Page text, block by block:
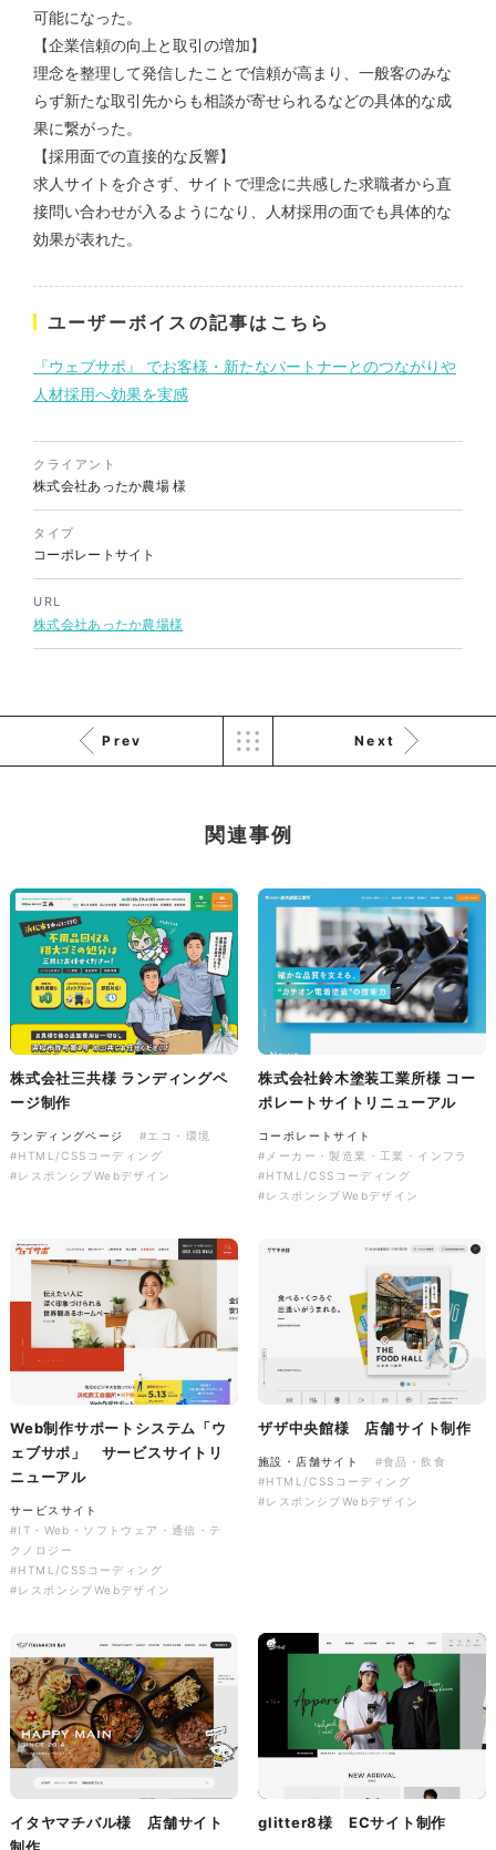
ソレイユ障害年金サポートセン
パッケージ
#食品・飲食
#パッケージデザイン
株式会社colorful studio様
『かねた忠右衛門』 サービス
サイト制作
サービスサイト
#アパレル・ファッション
#HTML/CSSコーディング
#レスポンシブWebデザイン
音楽萬屋Kent様 コーポレート
サイト制作
コーポレートサイト
#専門店・小売
有限会社ディーズ様 ハンドタ
オルとのしステッカー 新年の
ご挨拶を彩る、オリジナルノベ
ルティ制作。
ノベルティ
#建設・住宅・不動産・インテリア
#イラスト
#ノベルティ
LINEスタンプ2026
可能になった。
【企業信頼の向上と取引の増加】
理念を整理して発信したことで信頼が高まり、一般客のみな
らず新たな取引先からも相談が寄せられるなどの具体的な成
果に繋がった。
【採用面での直接的な反響】
求人サイトを介さず、サイトで理念に共感した求職者から直
接問い合わせが入るようになり、人材採用の面でも具体的な
効果が表れた。
ユーザーボイスの記事はこちら
『ウェブサポ』 でお客様・新たなパートナーとのつながりや
人材採用へ効果を実感
クライアント
株式会社あったか農場 様
タイプ
コーポレートサイト
URL
株式会社あったか農場様
Prev Next
関連事例
株式会社三共様 ランディングペ
ージ制作
ランディングページ
#エコ・環境
#HTML/CSSコーディング
#レスポンシブWebデザイン
株式会社鈴木塗装工業所様 コー
ポレートサイトリニューアル
コーポレートサイト
#メーカー・製造業・工業・インフラ
#HTML/CSSコーディング
#レスポンシブWebデザイン
Web制作サポートシステム「ウ
ェブサポ」 サービスサイトリ
ニューアル
サービスサイト
#IT・Web・ソフトウェア・通信・テ
クノロジー
#HTML/CSSコーディング
#レスポンシブWebデザイン
ザザ中央館様 店舗サイト制作
施設・店舗サイト
#食品・飲食
#HTML/CSSコーディング
#レスポンシブWebデザイン
イタヤマチバル様 店舗サイト
制作
glitter8様 ECサイト制作